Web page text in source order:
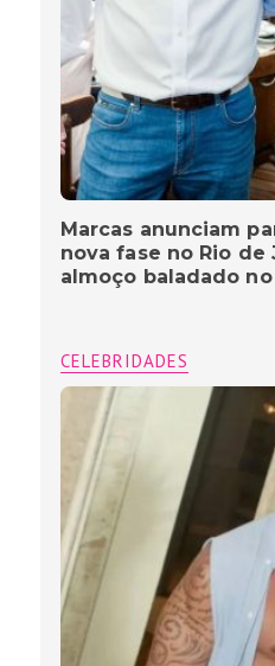
Marcas anunciam
nova fase no Rio de
almoço baladado no
CELEBRIDADES